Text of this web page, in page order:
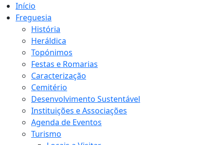
Início
Freguesia
História
Heráldica
Topónimos
Festas e Romarias
Caracterização
Cemitério
Desenvolvimento Sustentável
Instituições e Associações
Agenda de Eventos
Turismo